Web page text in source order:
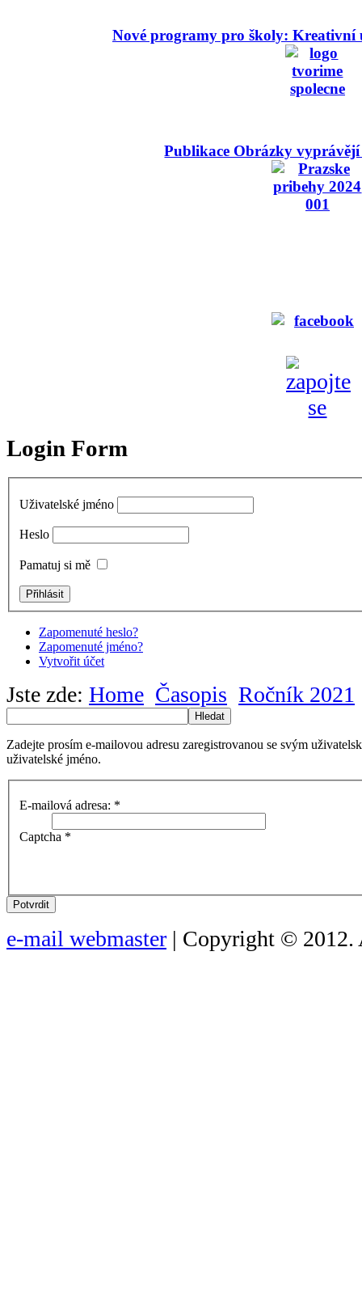
Nové programy pro školy: Kreativní
Publikace Obrázky
Login Form
Uživatelské jméno
Heslo
Pamatuj si mě
Zapomenuté heslo?
Zapomenuté jméno?
Vytvořit účet
Jste zde: Home Časopis Ročník 2021
Hledat
Zadejte prosím e-mailovou adresu zaregistrovanou se svým
uživatelské jméno.
E-mailová adresa: *
Captcha *
Potvrdit
e-mail webmaster | Copyright © 2012.